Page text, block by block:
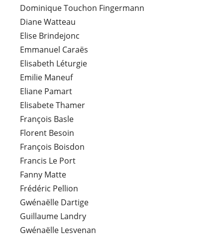
Dominique Touchon Fingermann
Diane Watteau
Elise Brindejonc
Emmanuel Caraës
Elisabeth Léturgie
Emilie Maneuf
Eliane Pamart
Elisabete Thamer
François Basle
Florent Besoin
François Boisdon
Francis Le Port
Fanny Matte
Frédéric Pellion
Gwénaëlle Dartige
Guillaume Landry
Gwénaëlle Lesvenan